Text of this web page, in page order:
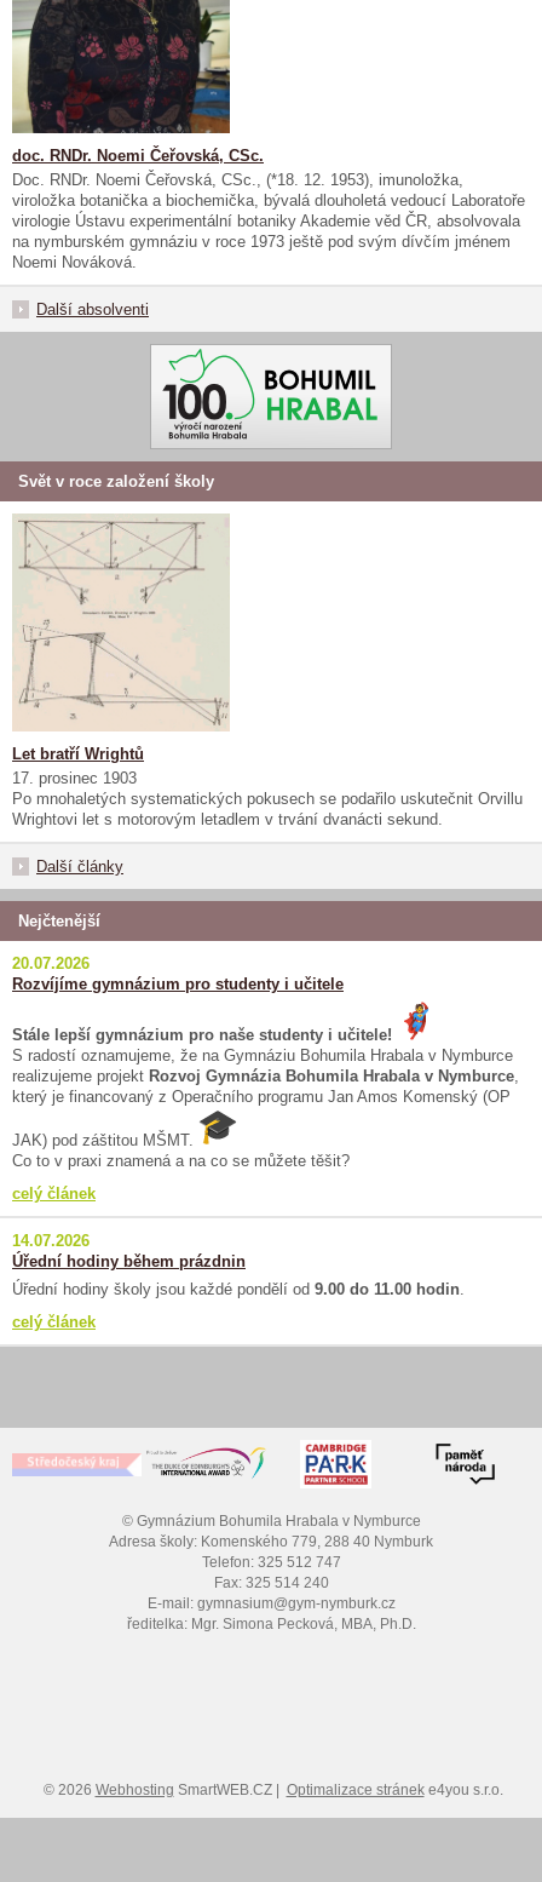
doc. RNDr. Noemi Čeřovská, CSc.
Doc. RNDr. Noemi Čeřovská, CSc., (*18. 12. 1953), imunoložka,
viroložka botanička a biochemička, bývalá dlouholetá vedoucí Laboratoře
virologie Ústavu experimentální botaniky Akademie věd ČR, absolvovala
na nymburském gymnáziu v roce 1973 ještě pod svým dívčím jménem
Noemi Nováková.
Další absolventi
Svět v roce založení školy
Let bratří Wrightů
17. prosinec 1903
Po mnohaletých systematických pokusech se podařilo uskutečnit Orvillu
Wrightovi let s motorovým letadlem v trvání dvanácti sekund.
Další články
Nejčtenější
20.07.2026
Rozvíjíme gymnázium pro studenty i učitele
Stále lepší gymnázium pro naše studenty i učitele!
S radostí oznamujeme, že na Gymnáziu Bohumila Hrabala v Nymburce
realizujeme projekt Rozvoj Gymnázia Bohumila Hrabala v Nymburce
který je financovaný z Operačního programu Jan Amos Komenský (OP
JAK) pod záštitou MŠMT.
Co to v praxi znamená a na co se můžete těšit?
celý článek
14.07.2026
Úřední hodiny během prázdnin
Úřední hodiny školy jsou každé pondělí od 9.00 do 11.00 hodin
celý článek
© Gymnázium Bohumila Hrabala v Nymburce
Adresa školy: Komenského 779, 288 40 Nymburk
Telefon: 325 512 747
Fax: 325 514 240
E-mail: gymnasium@gym-nymburk.cz
ředitelka: Mgr. Simona Pecková, MBA, Ph.D.
© 2026 Webhosting SmartWEB.CZ | Optimalizace stráneke4you s.r.o.